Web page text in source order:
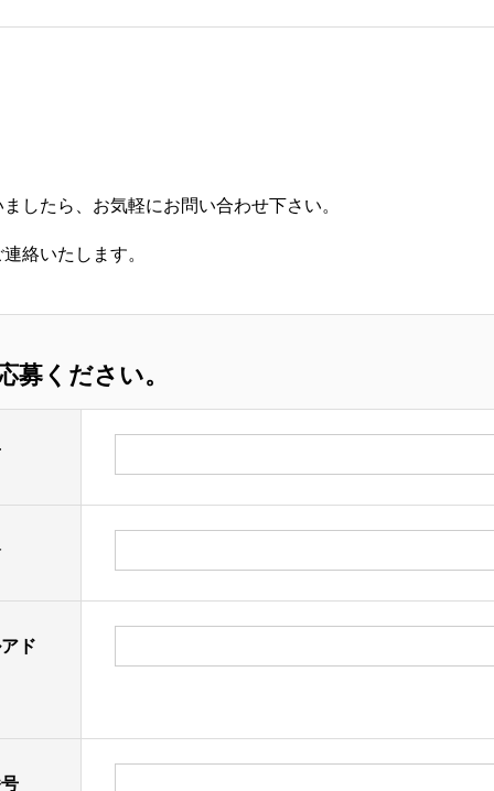
したら、お気軽にお問い合わせ下さい。
絡いたします。
募ください。
ド